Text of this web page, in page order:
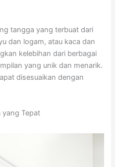
tangga yang terbuat dari
dan logam, atau kaca dan
kelebihan dari berbagai
yang unik dan menarik.
disesuaikan dengan
yang Tepat